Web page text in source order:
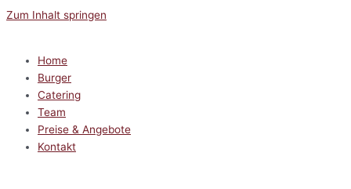
Zum Inhalt springen
Home
Burger
Catering
Team
Preise & Angebote
Kontakt